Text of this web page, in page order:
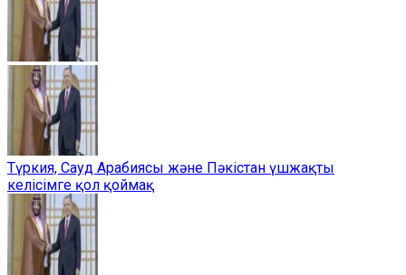
Түркия, Сауд Арабиясы және Пәкістан үшжақты
келісімге қол қоймақ